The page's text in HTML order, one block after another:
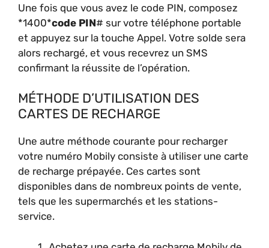
Une fois que vous avez le code PIN, composez
*1400*code PIN# sur votre téléphone portable
et appuyez sur la touche Appel. Votre solde sera
alors rechargé, et vous recevrez un SMS
confirmant la réussite de l’opération.
MÉTHODE D’UTILISATION DES
CARTES DE RECHARGE
Une autre méthode courante pour recharger
votre numéro Mobily consiste à utiliser une carte
de recharge prépayée. Ces cartes sont
disponibles dans de nombreux points de vente,
tels que les supermarchés et les stations-
service.